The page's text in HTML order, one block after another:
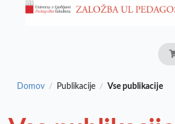
Domov / Publikacije / Vse publikacije